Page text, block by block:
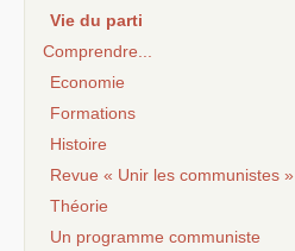
Vie du parti
Comprendre...
Economie
Formations
Histoire
Revue « Unir les communistes »
Théorie
Un programme communiste